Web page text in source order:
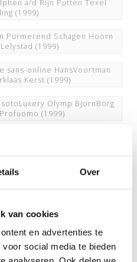
Over
van cookies
en advertenties te
social media te bieden
a/d Rijn Putten Texel
(1999)
Purmerend Schagen Hoorn
(1999)
sans-online HansVoortman
Kerst (1999)
Olymp BjornBorg
(1999)
Geldermalsen
Zuid Amstelveen Bergen
Tilburg Oosterhout
Sneek Lemmer Drachten
Dronrijp(1999)